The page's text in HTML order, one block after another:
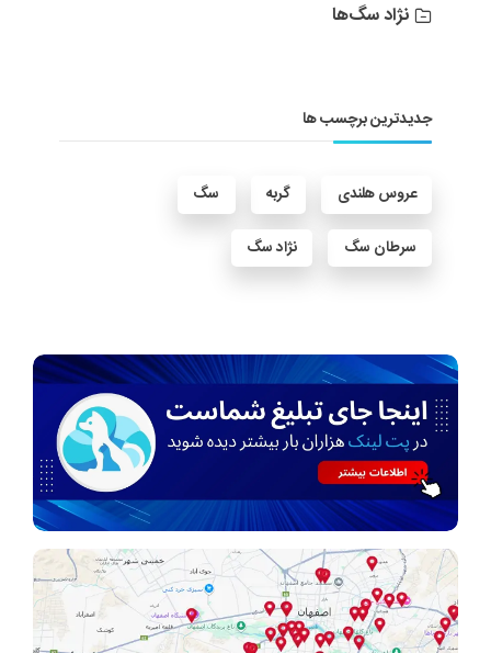
نژاد سگ‌ها
جدیدترین برچسب ها
عروس هلندی گربه سگ
سرطان سگ نژاد سگ